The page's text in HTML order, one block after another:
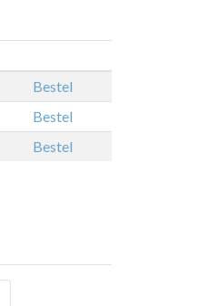
Bestel
Bestel
Bestel